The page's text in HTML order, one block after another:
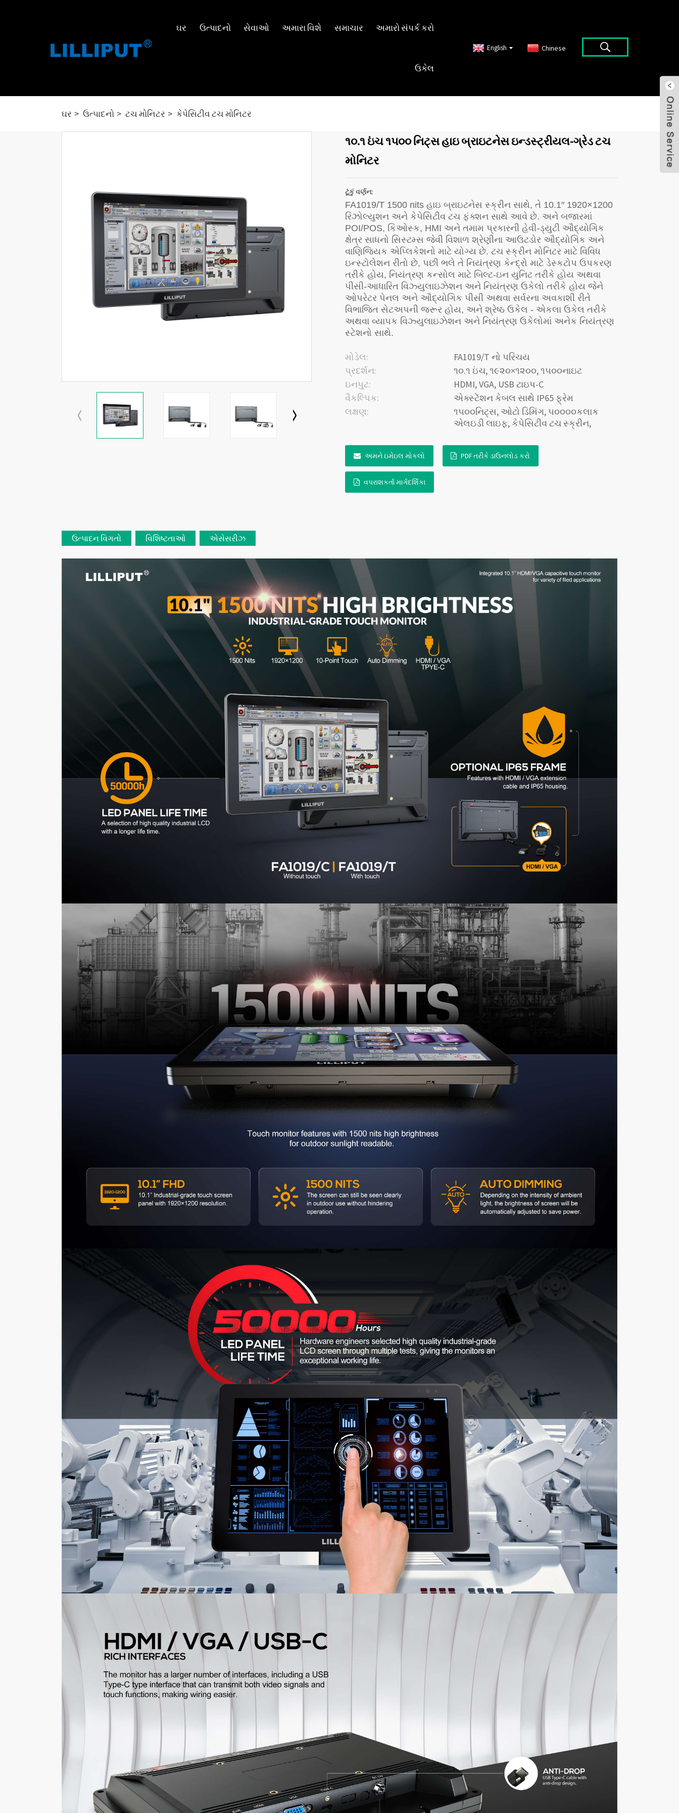
ઘર ઉત્પાદનો સેવાઓ અમારા વિશે સમાચાર અમારો સંપર્ક કરો
ઉકેલ
English Chinese
ઘર ઉત્પાદનો ટચ મોનિટર કેપેસિટીવ ટચ મોનિટર
૧૦.૧ ઇંચ ૧૫૦૦ નિટ્સ હાઇ બ્રાઇટનેસ ઇન્ડસ્ટ્રીયલ-ગ્રેડ ટચ
મોનિટર
ટૂંકું વર્ણન:
FA1019/T 1500 nits હાઇ બ્રાઇટનેસ સ્ક્રીન સાથે, તે 10.1″ 1920×1200
રિઝોલ્યુશન અને કેપેસિટીવ ટચ ફંક્શન સાથે આવે છે. અને બજારમાં
POI/POS, કિઓસ્ક, HMI અને તમામ પ્રકારની હેવી-ડ્યુટી ઔદ્યોગિક
ક્ષેત્ર સાધનો સિસ્ટમ્સ જેવી વિશાળ શ્રેણીના આઉટડોર ઔદ્યોગિક અને
વાણિજ્યિક એપ્લિકેશનો માટે યોગ્ય છે. ટચ સ્ક્રીન મોનિટર માટે વિવિધ
ઇન્સ્ટોલેશન રીતો છે, પછી ભલે તે નિયંત્રણ કેન્દ્રો માટે ડેસ્કટોપ ઉપકરણ
તરીકે હોય, નિયંત્રણ કન્સોલ માટે બિલ્ટ-ઇન યુનિટ તરીકે હોય અથવા
પીસી-આધારિત વિઝ્યુલાઇઝેશન અને નિયંત્રણ ઉકેલો તરીકે હોય જેને
ઓપરેટર પેનલ અને ઔદ્યોગિક પીસી અથવા સર્વરના અવકાશી રીતે
વિભાજિત સેટઅપની જરૂર હોય, અને શ્રેષ્ઠ ઉકેલ - એકલા ઉકેલ તરીકે
અથવા વ્યાપક વિઝ્યુલાઇઝેશન અને નિયંત્રણ ઉકેલોમાં અનેક નિયંત્રણ
સ્ટેશનો સાથે.
મોડેલ:
FA1019/T નો પરિચય
પ્રદર્શન:
૧૦.૧ ઇંચ, ૧૯૨૦×૧૨૦૦, ૧૫૦૦નાઇટ
ઇનપુટ:
HDMI, VGA, USB ટાઇપ-C
વૈકલ્પિક:
એક્સ્ટેંશન કેબલ સાથે IP65 ફ્રેમ
લક્ષણ:
૧૫૦૦નિટ્સ, ઓટો ડિમિંગ, ૫૦૦૦૦કલાક
એલઇડી લાઇફ, કેપેસિટીવ ટચ સ્ક્રીન,
અમને ઇમેઇલ મોકલો PDF તરીકે ડાઉનલોડ કરો
વપરાશકર્તા માર્ગદર્શિકા
ઉત્પાદન વિગતો વિશિષ્ટતાઓ એસેસરીઝ